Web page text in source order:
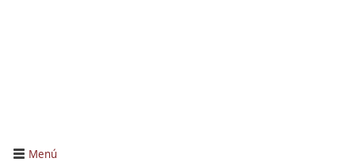
Menú